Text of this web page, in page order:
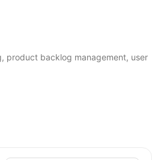
product backlog management, user